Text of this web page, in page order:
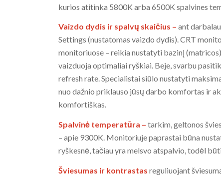
kurios atitinka 5800K arba 6500K spalvines
Vaizdo dydis ir spalvų skaičius –ant
Settings (nustatomas vaizdo dydis). CRT
monitoriuose – reikia nustatyti bazinį
vaizduoja optimaliai ryškiai. Beje, svarbu
refresh rate. Specialistai siūlo nustatyti
nuo dažnio priklauso jūsų darbo komfortas ir
komfortiškas.
Spalvinė temperatūra –tarkim, geltonos
– apie 9300K. Monitoriuje paprastai būna
ryškesnė, tačiau yra melsvo atspalvio, todėl
Šviesumas ir kontrastas reguliuojant